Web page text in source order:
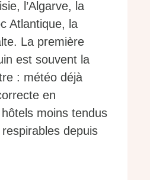
l’Algarve, la
Atlantique, la
La première
est souvent la
: météo déjà
en
moins tendus
depuis